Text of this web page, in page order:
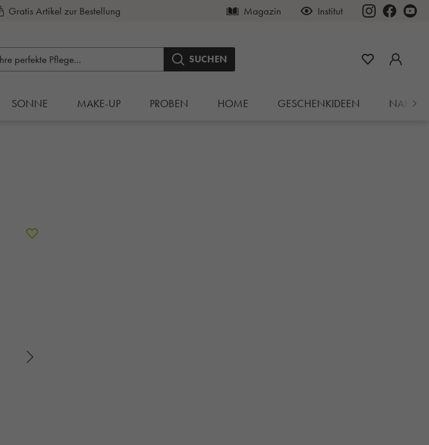
Kauf auf Rechnung Magazin Institut
SUCHEN
SONNE MAKE-UP PROBEN HOME GESCHENKIDEEN